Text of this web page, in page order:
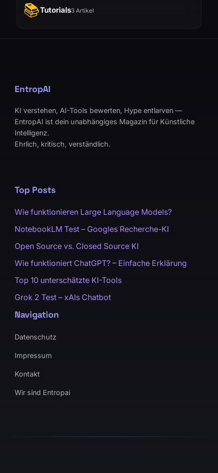
📚Tutorials3 Artikel
EntropAI
KI verstehen, AI-Tools bewerten, Hype entlarven —
EntropAI ist dein unabhängiges Magazin für Künstliche
Intelligenz.
Ehrlich, kritisch, verständlich.
Top Posts
Wie funktionieren Large Language Models?
NotebookLM Test – Googles Recherche-KI
Open Source vs. Closed Source KI
Wie funktioniert ChatGPT? – Einfache Erklärung
Top 10 unterschätzte KI-Tools
Grok 2 Test – xAIs Chatbot
Navigation
Datenschutz
Impressum
Kontakt
Wir sind Entropai